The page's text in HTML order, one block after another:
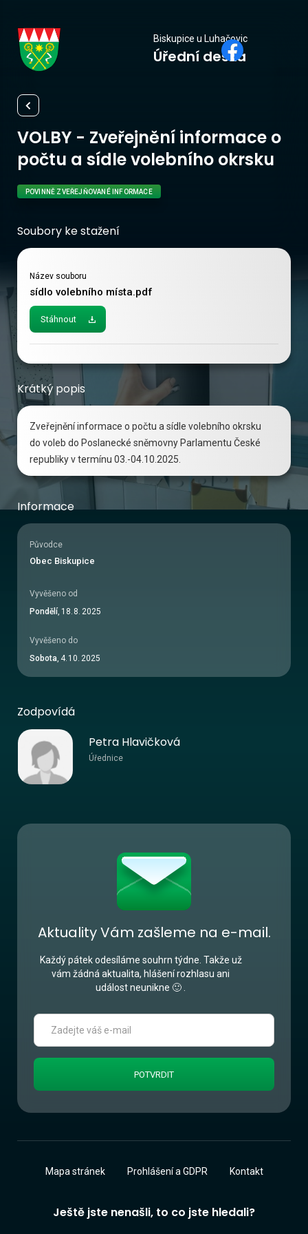
Biskupice u Luhačovic
Úřední deska
VOLBY - Zveřejnění informace o
počtu a sídle volebního okrsku
POVINNĚ ZVEŘEJŇOVANÉ INFORMACE
Soubory ke stažení
Název souboru
sídlo volebního místa.pdf
Stáhnout
Krátký popis
Zveřejnění informace o počtu a sídle volebního okrsku
do voleb do Poslanecké sněmovny Parlamentu České
republiky v termínu 03.-04.10.2025.
Informace
Původce
Obec Biskupice
Vyvěšeno od
Pondělí, 18. 8. 2025
Vyvěšeno do
Sobota, 4. 10. 2025
Zodpovídá
Petra Hlavičková
Úřednice
Aktuality Vám zašleme na e-mail.
Každý pátek odesíláme souhrn týdne. Takže už
vám žádná aktualita, hlášení rozhlasu ani
událost neunikne 🙂 .
Ještě jste nenašli, to co jste hledali?
Mapa stránek Prohlášení a GDPR Kontakt